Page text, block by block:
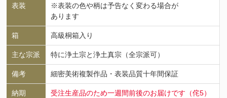
表装
※表装の色や柄は予告なく変わる場合が
あります
箱 高級桐箱入り
主な宗派 特に浄土宗と浄土真宗（全宗派可）
備考 細密美術複製作品・表装品質十年間保証
納期 受注生産品のため一週間前後のお届けです（侘5）